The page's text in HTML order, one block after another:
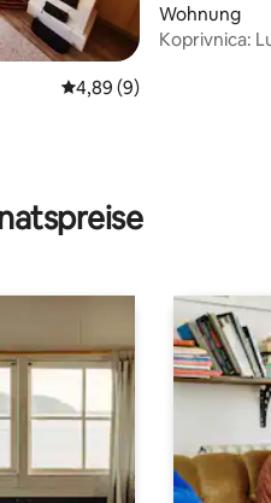
5, 11 Bewertungen
Durchschnittliche
4,89 (9)
Wohnung
Koprivnica: